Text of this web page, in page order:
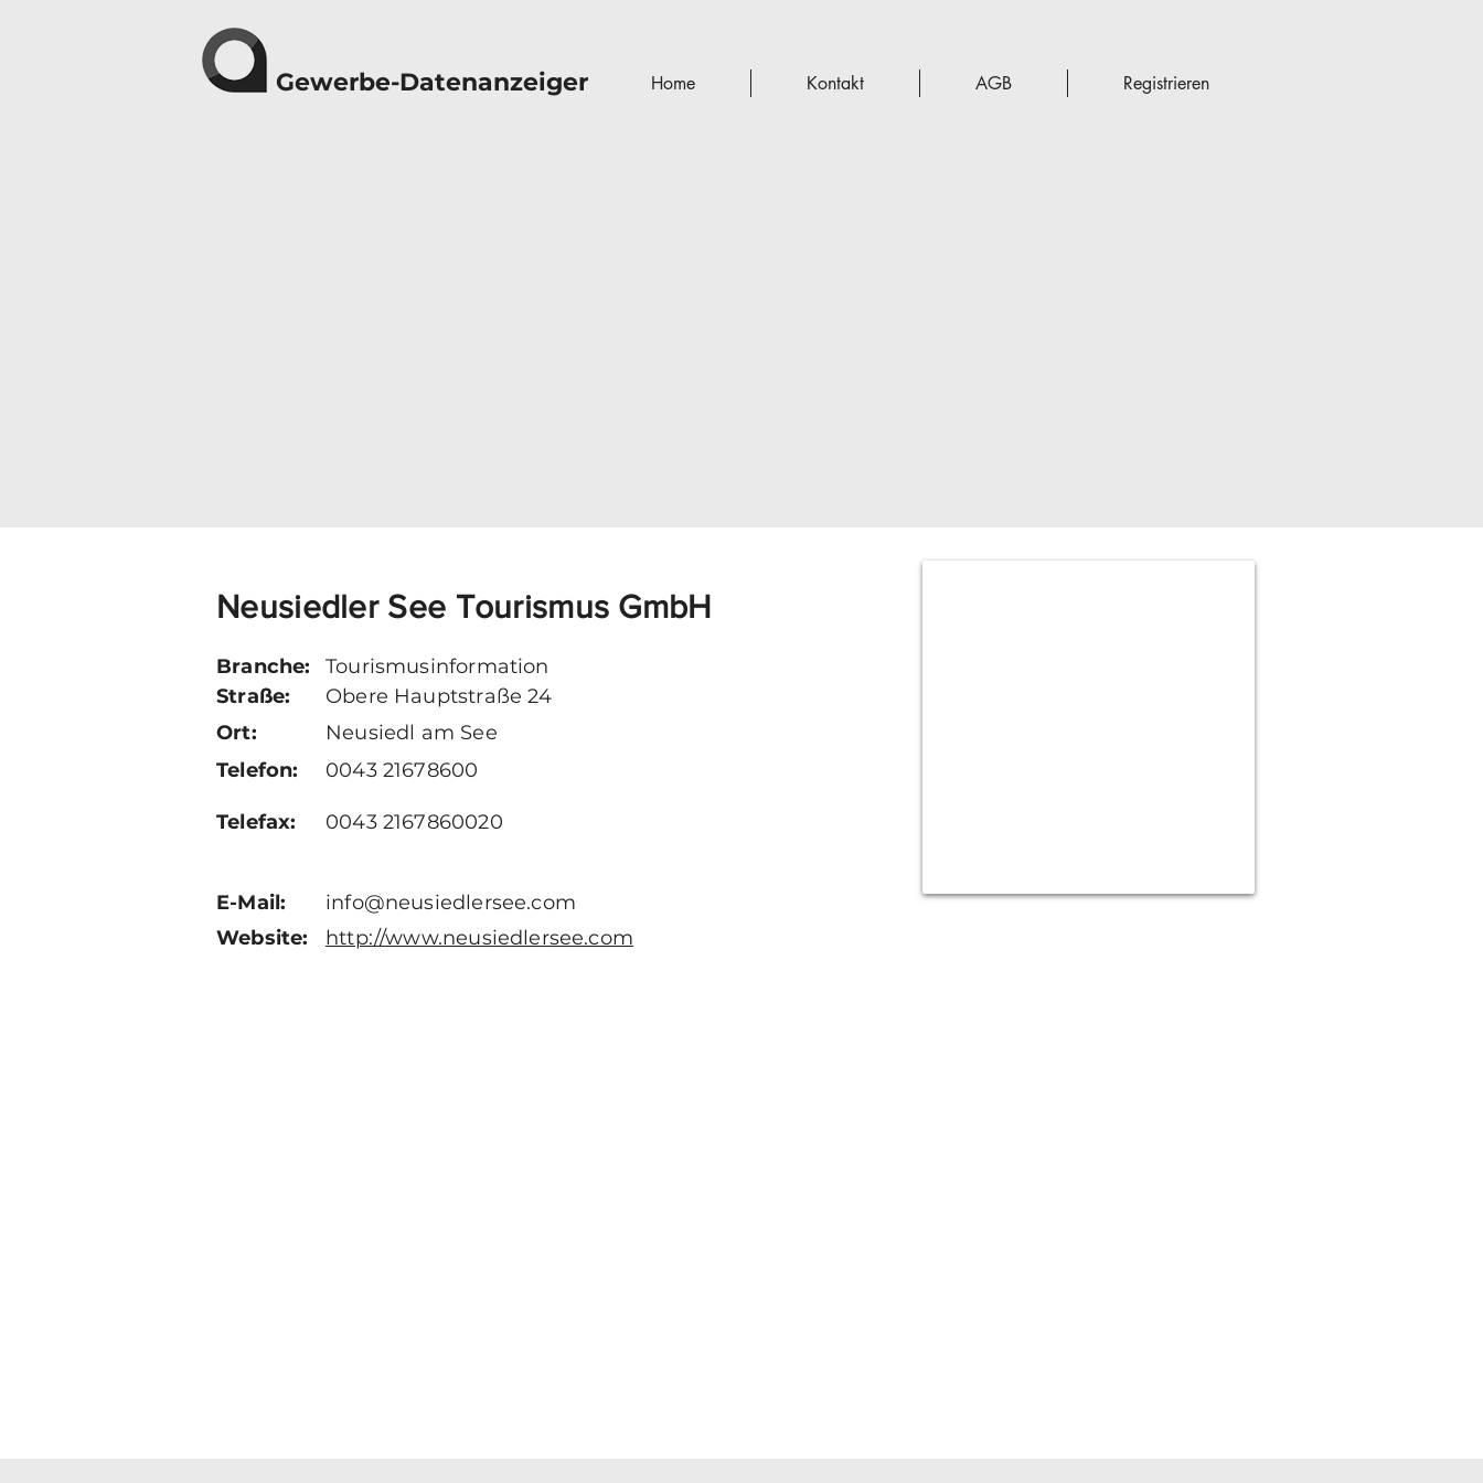
Gewerbe-Datenanzeiger Home Kontakt AGB Registrieren
Neusiedler See Tourismus GmbH
Branche:
Straße:
Tourismusinformation
Obere Hauptstraße 24
Ort:
Neusiedl am See
Telefon:
0043 21678600
Telefax: 0043 2167860020
E-Mail:
info@neusiedlersee.com
Website:
http://www.neusiedlersee.com